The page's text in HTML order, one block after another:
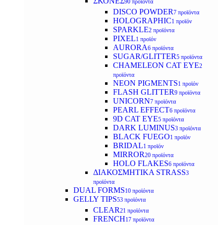
90 προϊόντα
DISCO POWDER7 προϊόντα
HOLOGRAPHIC1 προϊόν
SPARKLE2 προϊόντα
PIXEL1 προϊόν
AURORA6 προϊόντα
SUGAR/GLITTER5 προϊόντα
CHAMELEON CAT EYE2
προϊόντα
NEON PIGMENTS1 προϊόν
FLASH GLITTER9 προϊόντα
UNICORN7 προϊόντα
PEARL EFFECT6 προϊόντα
9D CAT EYE5 προϊόντα
DARK LUMINUS3 προϊόντα
BLACK FUEGO1 προϊόν
BRIDAL1 προϊόν
MIRROR20 προϊόντα
HOLO FLAKES6 προϊόντα
ΔΙΑΚΟΣΜΗΤΙΚΑ STRASS3
προϊόντα
DUAL FORMS10 προϊόντα
GELLY TIPS53 προϊόντα
CLEAR21 προϊόντα
FRENCH17 προϊόντα